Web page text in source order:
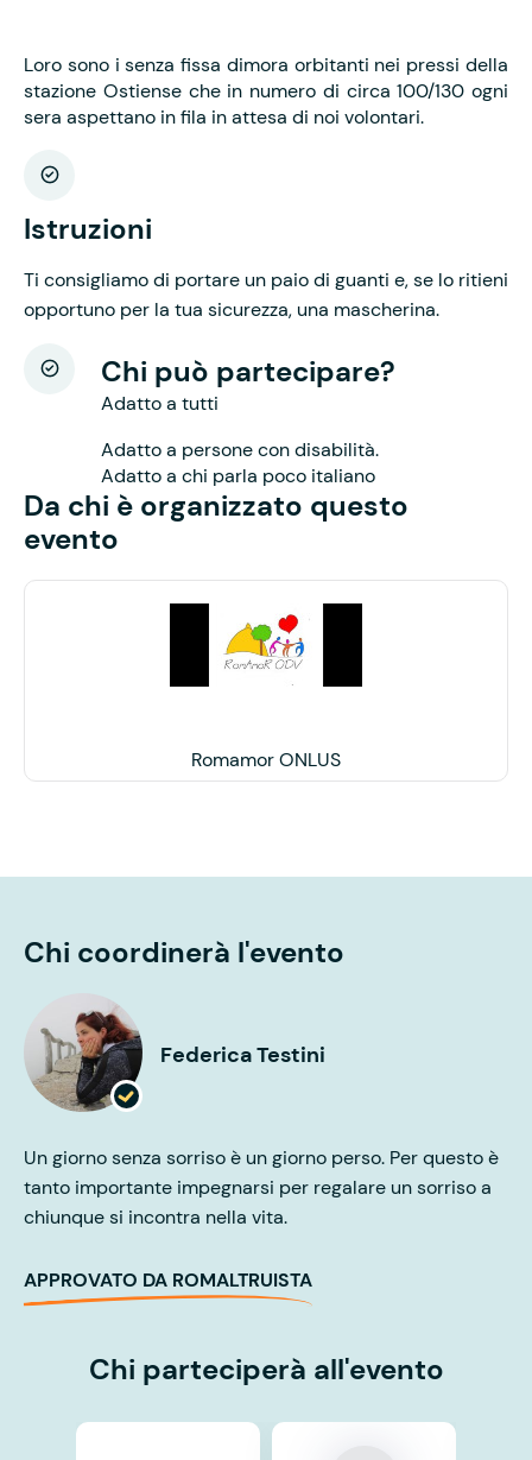
Loro sono i senza fissa dimora orbitanti nei pressi della
stazione Ostiense che in numero di circa 100/130 ogni
sera aspettano in fila in attesa di noi volontari.
Istruzioni
Ti consigliamo di portare un paio di guanti e, se lo ritieni
opportuno per la tua sicurezza, una mascherina.
Chi può partecipare?
Adatto a tutti
Adatto a persone con disabilità.
Adatto a chi parla poco italiano
Da chi è organizzato questo
evento
Romamor ONLUS
Chi coordinerà l'evento
Federica Testini
Un giorno senza sorriso è un giorno perso. Per questo è
tanto importante impegnarsi per regalare un sorriso a
chiunque si incontra nella vita.
APPROVATO DA ROMALTRUISTA
Chi parteciperà all'evento